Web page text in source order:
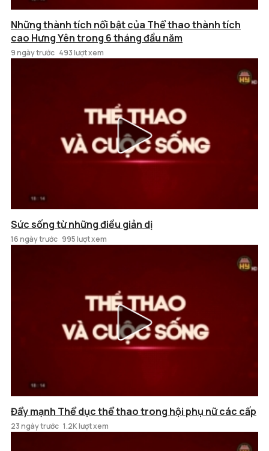
Những thành tích nổi bật của Thể thao thành tích
cao Hưng Yên trong 6 tháng đầu năm
9 ngày trước 493 lượt xem
Sức sống từ những điều giản dị
16 ngày trước 995 lượt xem
Đẩy mạnh Thể dục thể thao trong hội phụ nữ các cấp
23 ngày trước 1.2K lượt xem